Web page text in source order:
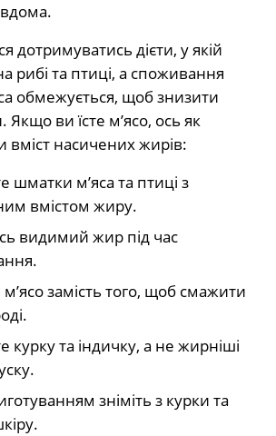
вдома.
дотримуватись дієти, у якій
рибі та птиці, а споживання
обмежується, щоб знизити
Якщо ви їсте м’ясо, ось як
насичених жирів:
шматки м’яса та птиці з
вмістом жиру.
видимий жир під час
м’ясо замість того, щоб смажити
курку та індичку, а не жирніші
зніміть з курки та